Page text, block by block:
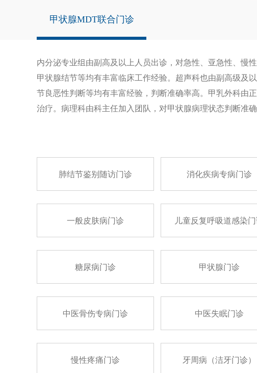
甲状腺MDT联合门诊
内分泌专业组由副高及以上人员出诊，对急性、亚急性、慢
甲状腺结节等均有丰富临床工作经验。超声科也由副高级及
节良恶性判断等均有丰富经验，判断准确率高。甲乳外科由
治疗。病理科由科主任加入团队，对甲状腺病理状态判断准确
肺结节鉴别随访门诊 消化疾病专病门诊
一般皮肤病门诊 儿童反复呼吸道感染
糖尿病门诊 甲状腺门诊
中医骨伤专病门诊 中医失眠门诊
慢性疼痛门诊 牙周病（洁牙门诊）